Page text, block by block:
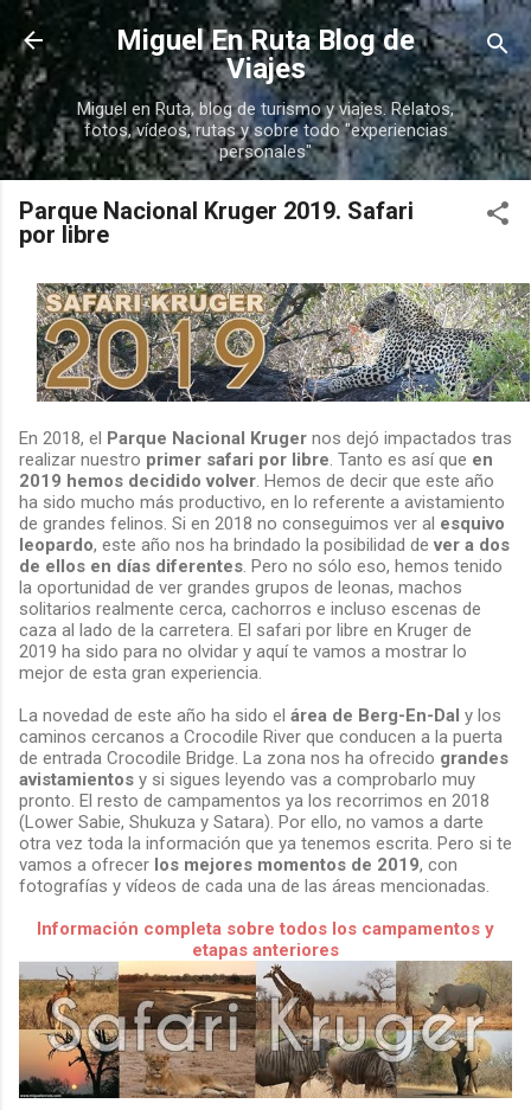
Ir al contenido principal
Miguel En Ruta Blog de
Viajes
Miguel en Ruta, blog de turismo y viajes. Relatos,
fotos, vídeos, rutas y sobre todo "experiencias
personales"
Parque Nacional Kruger 2019. Safari
por libre
En 2018, el Parque Nacional Kruger nos dejó impactados tras
realizar nuestro primer safari por libre . Tanto es así que en
2019 hemos decidido volver . Hemos de decir que este año
ha sido mucho más productivo, en lo referente a avistamiento
de grandes felinos. Si en 2018 no conseguimos ver al esquivo
leopardo, este año nos ha brindado la posibilidad dever a dos
de ellos en días diferentes . Pero no sólo eso, hemos tenido
la oportunidad de ver grandes grupos de leonas, machos
solitarios realmente cerca, cachorros e incluso escenas de
caza al lado de la carretera. El safari por libre en Kruger de
2019 ha sido para no olvidar y aquí te vamos a mostrar lo
mejor de esta gran experiencia.
La novedad de este año ha sido el área de Berg-En-Dal y los
caminos cercanos a Crocodile River que conducen a la puerta
de entrada Crocodile Bridge. La zona nos ha ofrecido grandes
avistamientos y si sigues leyendo vas a comprobarlo muy
pronto. El resto de campamentos ya los recorrimos en 2018
(Lower Sabie, Shukuza y Satara). Por ello, no vamos a darte
otra vez toda la información que ya tenemos escrita. Pero si te
vamos a ofrecer los mejores momentos de 2019, con
fotografías y vídeos de cada una de las áreas mencionadas.
Información completa sobre todos los campamentos y
etapas anteriores